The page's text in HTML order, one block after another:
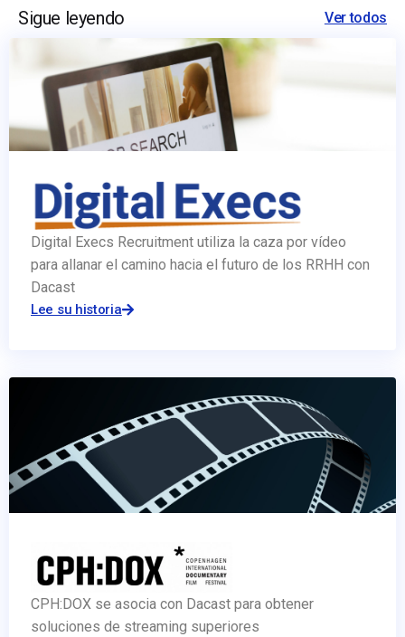
Sigue leyendo Ver todos
Digital Execs Recruitment utiliza la caza por vídeo
para allanar el camino hacia el futuro de los RRHH con
Dacast
Lee su historia
CPH:DOX se asocia con Dacast para obtener
soluciones de streaming superiores